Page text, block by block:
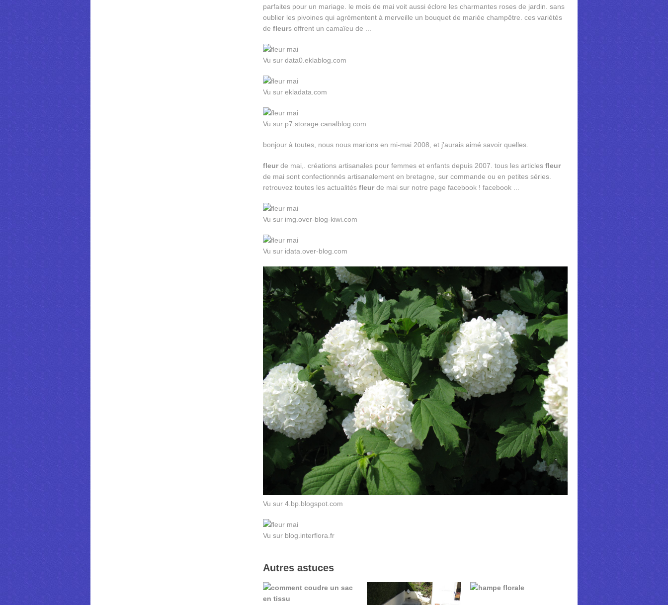
parfaites pour un mariage. le mois de mai voit aussi éclore les charmantes roses de jardin. sans
oublier les pivoines qui agrémentent à merveille un bouquet de mariée champêtre. ces variétés
de fleurs offrent un camaïeu de ...
Vu sur data0.eklablog.com
Vu sur ekladata.com
Vu sur p7.storage.canalblog.com
bonjour à toutes, nous nous marions en mi-mai 2008, et j'aurais aimé savoir quelles.
fleurde mai,. créations artisanales pour femmes et enfants depuis 2007. tous les articles fleur
de mai sont confectionnés artisanalement en bretagne, sur commande ou en petites séries.
retrouvez toutes les actualités fleurde mai sur notre page facebook ! facebook ...
Vu sur img.over-blog-kiwi.com
Vu sur idata.over-blog.com
Vu sur 4.bp.blogspot.com
Vu sur blog.interflora.fr
Autres astuces